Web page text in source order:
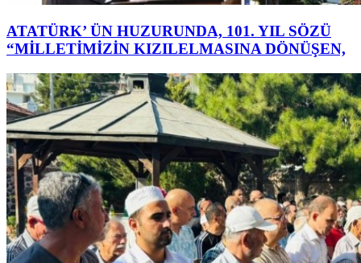
ATATÜRK’ ÜN HUZURUNDA, 101. YIL SÖZÜ
“MİLLETİMİZİN KIZILELMASINA DÖNÜŞEN,